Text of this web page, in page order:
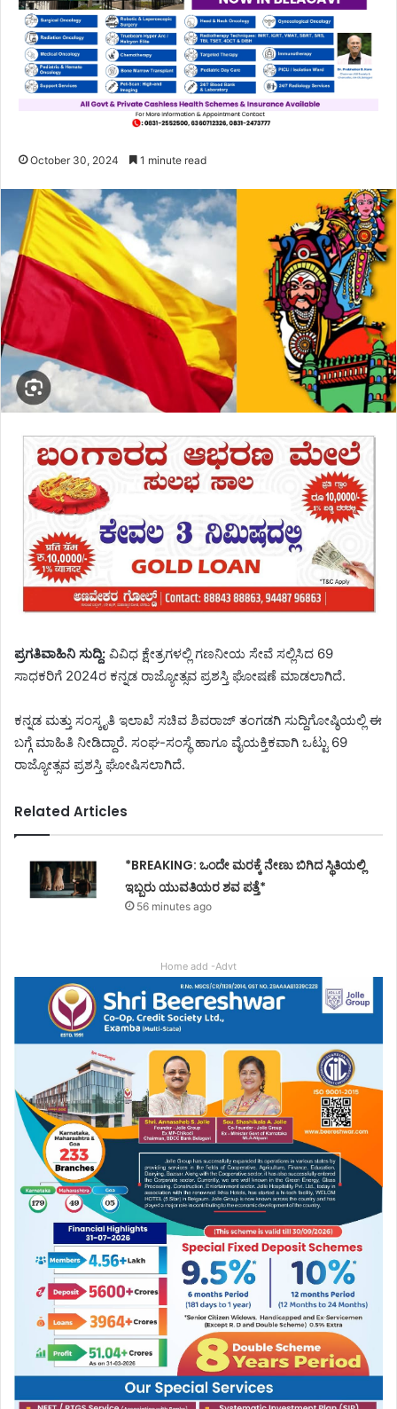
October 30, 2024 1 minute read
ಪ್ರಗತಿವಾಹಿನಿ ಸುದ್ದಿ: ವಿವಿಧ ಕ್ಷೇತ್ರಗಳಲ್ಲಿ ಗಣನೀಯ ಸೇವೆ ಸಲ್ಲಿಸಿದ 69
ಸಾಧಕರಿಗೆ 2024ರ ಕನ್ನಡ ರಾಜ್ಯೋತ್ಸವ ಪ್ರಶಸ್ತಿ ಘೋಷಣೆ ಮಾಡಲಾಗಿದೆ.
ಕನ್ನಡ ಮತ್ತು ಸಂಸ್ಕೃತಿ ಇಲಾಖೆ ಸಚಿವ ಶಿವರಾಜ್ ತಂಗಡಗಿ ಸುದ್ದಿಗೋಷ್ಠಿಯಲ್ಲಿ ಈ
ಬಗ್ಗೆ ಮಾಹಿತಿ ನೀಡಿದ್ದಾರೆ. ಸಂಘ-ಸಂಸ್ಥೆ ಹಾಗೂ ವೈಯಕ್ತಿಕವಾಗಿ ಒಟ್ಟು 69
ರಾಜ್ಯೋತ್ಸವ ಪ್ರಶಸ್ತಿ ಘೋಷಿಸಲಾಗಿದೆ.
Related Articles
*BREAKING: ಒಂದೇ ಮರಕ್ಕೆ ನೇಣು ಬಿಗಿದ ಸ್ಥಿತಿಯಲ್ಲಿ
ಇಬ್ಬರು ಯುವತಿಯರ ಶವ ಪತ್ತೆ*
56 minutes ago
Home add -Advt